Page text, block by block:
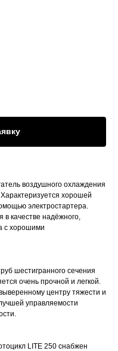
воздушного охлаждения
хорошей
электростартера.
в качестве надёжного,
с хорошими
шестигранного сечения
очень прочной и легкой.
центру тяжести и
управляемости
LITE 250 снабжен